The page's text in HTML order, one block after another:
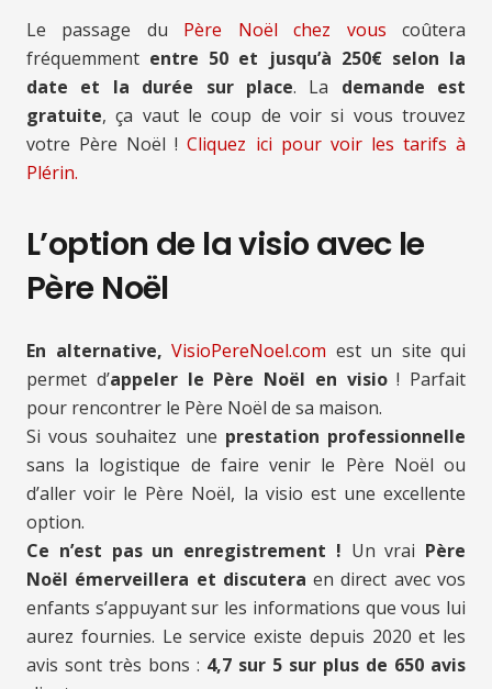
Le passage du Père Noël chez vous coûtera
fréquemment entre 50 et jusqu’à 250€ selon la
date et la durée sur place. La demande est
gratuite, ça vaut le coup de voir si vous trouvez
votre Père Noël !Cliquez ici pour voir les tarifs à
Plérin.
L’option de la visio avec le
Père Noël
En alternative, VisioPereNoel.com est un site qui
permet d’appeler le Père Noël en visio! Parfait
pour rencontrer le Père Noël de sa maison.
Si vous souhaitez une prestation professionnelle
sans la logistique de faire venir le Père Noël ou
d’aller voir le Père Noël, la visio est une excellente
option.
Ce n’est pas un enregistrement ! Un vrai Père
Noël émerveillera et discutera en direct avec vos
enfants s’appuyant sur les informations que vous lui
aurez fournies. Le service existe depuis 2020 et les
avis sont très bons : 4,7 sur 5 sur plus de 650 avis